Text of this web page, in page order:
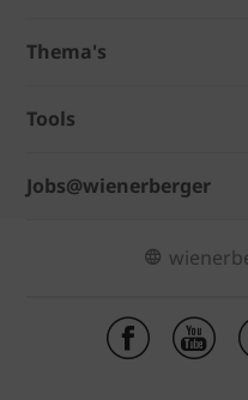
Thema's
Tools
Jobs@wienerberger